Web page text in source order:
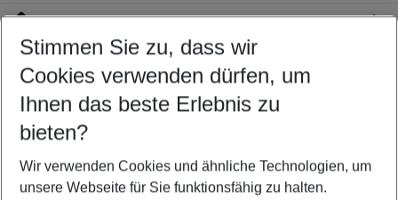
Location
Customize your offer
Find the perfect deal which suits your best
Your departure airport
Any airport
Select your date range
11/08/26–09/08/27 5-8 nights
Stimmen Sie zu, dass wir
Cookies verwenden dürfen, um
Ihnen das beste Erlebnis zu
bieten?
Wir verwenden Cookies und ähnliche Technologien, um
unsere Webseite für Sie funktionsfähig zu halten.